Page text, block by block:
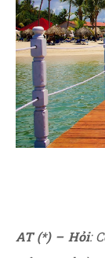
AT (*) – Hỏi: